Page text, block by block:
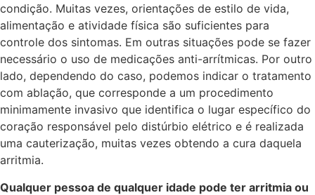
condição. Muitas vezes, orientações de estilo de vida,
alimentação e atividade física são suficientes para
controle dos sintomas. Em outras situações pode se fazer
necessário o uso de medicações anti-arrítmicas. Por outro
lado, dependendo do caso, podemos indicar o tratamento
com ablação, que corresponde a um procedimento
minimamente invasivo que identifica o lugar específico do
coração responsável pelo distúrbio elétrico e é realizada
uma cauterização, muitas vezes obtendo a cura daquela
arritmia.
Qualquer pessoa de qualquer idade pode ter arritmia ou